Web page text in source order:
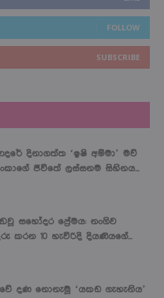
FOLLOW
SUBSCRIBE
දිනාගත්ත ‘ඉෂි අම්මා’ මව්
ජීවිතේ ලස්සනම සිහිනය...
සහෝදර ප්‍රේමය: නංගිව
කරන 10 හැවිරිදි දියණියගේ...
දණ නොනැමූ ‘යකඩ ගැහැනිය’